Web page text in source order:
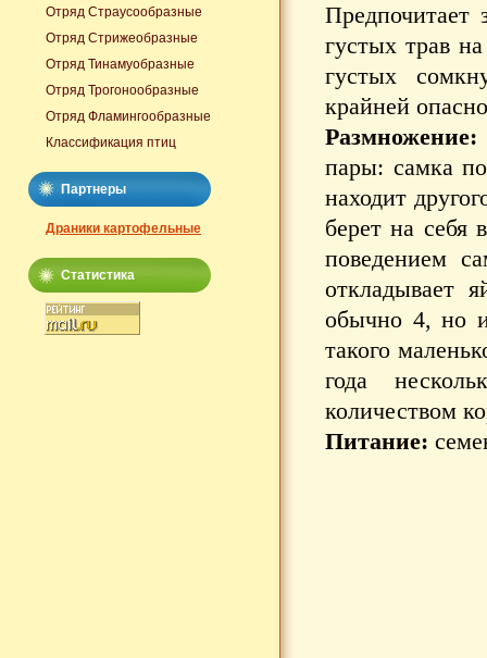
Предпочитает
густых трав
густых
крайней
пары: самка
находит
берет на себя
поведением
откладывает
обычно 4, но
такого
года
количеством
Питание:
Отряд Страусообразные
Отряд Стрижеобразные
Отряд Тинамуобразные
Отряд Трогонообразные
Отряд Фламингообразные
Классификация птиц
Партнеры
Драники картофельные
Статистика